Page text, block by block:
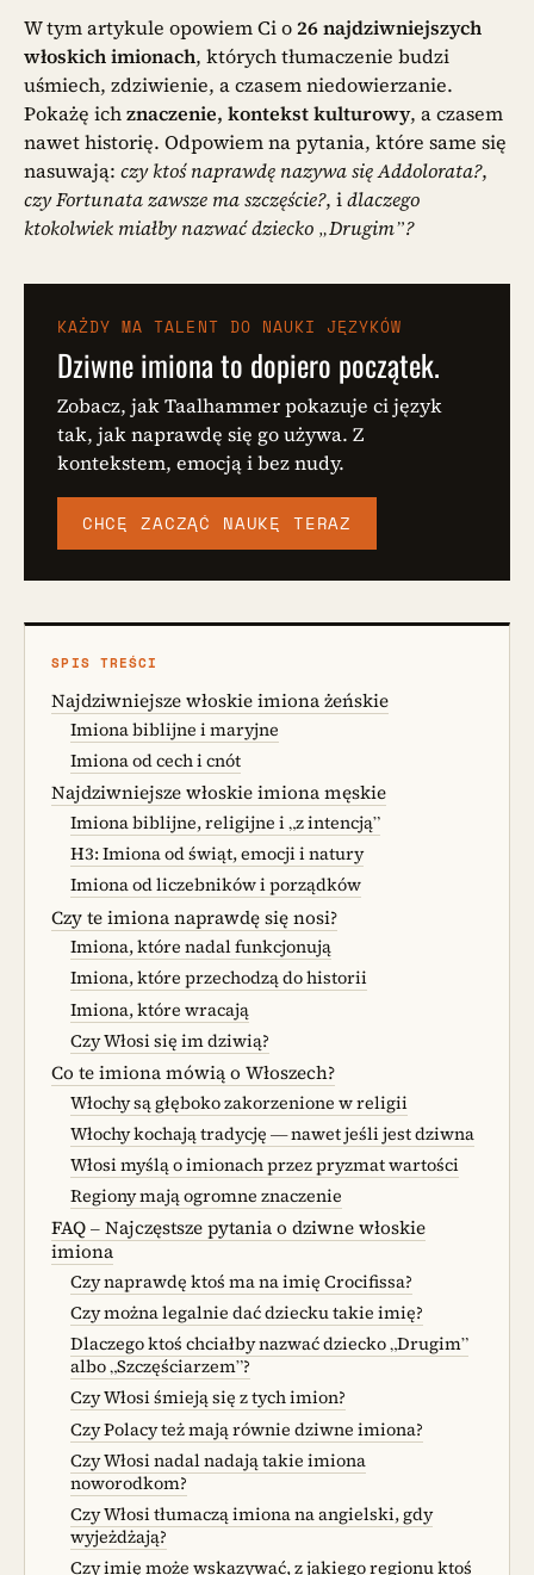
W tym artykule opowiem Ci o26 najdziwniejszych
włoskich imionach, których tłumaczenie budzi
uśmiech, zdziwienie, a czasem niedowierzanie.
Pokażę ichznaczenie, kontekst kulturowy, a czasem
nawet historię. Odpowiem na pytania, które same się
nasuwają: czy ktoś naprawdę nazywa się Addolorata?,
czy Fortunata zawsze ma szczęście?, idlaczego
ktokolwiek miałby nazwać dziecko „Drugim”?
KAŻDY MA TALENT DO NAUKI JĘZYKÓW
Dziwne imiona to dopiero początek.
Zobacz, jak Taalhammer pokazuje ci język
tak, jak naprawdę się go używa. Z
kontekstem, emocją i bez nudy.
CHCĘ ZACZĄĆ NAUKĘ TERAZ
SPIS TREŚCI
Najdziwniejsze włoskie imiona żeńskie
Imiona biblijne i maryjne
Imiona od cech i cnót
Najdziwniejsze włoskie imiona męskie
Imiona biblijne, religijne i „z intencją”
H3: Imiona od świąt, emocji i natury
Imiona od liczebników i porządków
Czy te imiona naprawdę się nosi?
Imiona, które nadal funkcjonują
Imiona, które przechodzą do historii
Imiona, które wracają
Czy Włosi się im dziwią?
Co te imiona mówią o Włoszech?
Włochy są głęboko zakorzenione w religii
Włochy kochają tradycję — nawet jeśli jest dziwna
Włosi myślą o imionach przez pryzmat wartości
Regiony mają ogromne znaczenie
FAQ – Najczęstsze pytania o dziwne włoskie
imiona
Czy naprawdę ktoś ma na imię Crocifissa?
Czy można legalnie dać dziecku takie imię?
Dlaczego ktoś chciałby nazwać dziecko „Drugim”
albo „Szczęściarzem”?
Czy Włosi śmieją się z tych imion?
Czy Polacy też mają równie dziwne imiona?
Czy Włosi nadal nadają takie imiona
noworodkom?
Czy Włosi tłumaczą imiona na angielski, gdy
wyjeżdżają?
Czy imię może wskazywać, z jakiego regionu ktoś